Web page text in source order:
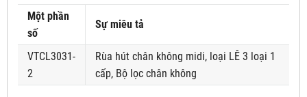
Một phần
số
Sự miêu tả
VTCL3031-
2
Rùa hút chân không midi, loại LÊ 3 loại 1
cấp, Bộ lọc chân không